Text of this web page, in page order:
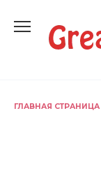
содержанию
ГЛАВНАЯ СТРАНИЦА